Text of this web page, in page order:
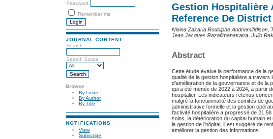
Password
Remember me
JOURNAL CONTENT
Search
Search Scope
Browse
By Issue
By Author
By Title
NOTIFICATIONS
View
Subscribe
Gestion Hospitalière
Reference De
Niaina Zakaria Rodolphe Andriamifidison,
Jean Jacques Razafimahatratra, Julio
Abstract
Cette étude évalue la performance de la
qualité de la gestion hospitalière à
d’amélioration de la gouvernance et de
qui a été menée de 2022 à 2024, à partir
hospitalier. Les indicateurs retenus
malgré la fonctionnalité des comités de
administrative formelle et la gestion
l’activité hospitalière a progressé de
soins, la détérioration du capital humain
la gestion de l’hôpital, il est suggéré de
améliorer la gestion des informations.